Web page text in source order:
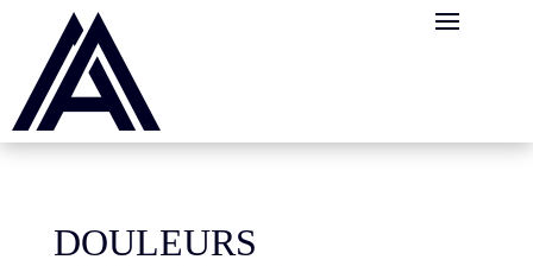
Panneau de gestion des cookies
DOULEURS